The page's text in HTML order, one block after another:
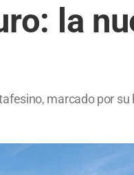
la
marcado por